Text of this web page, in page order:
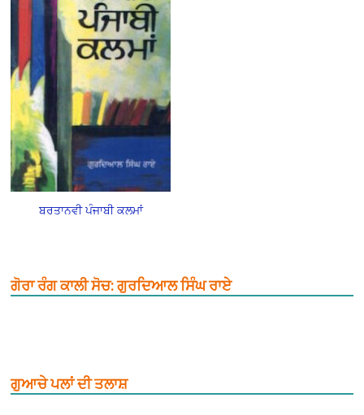
ਬਰਤਾਨਵੀ ਪੰਜਾਬੀ ਕਲਮਾਂ
ਗੋਰਾ ਰੰਗ ਕਾਲੀ ਸੋਚ: ਗੁਰਦਿਆਲ ਸਿੰਘ ਰਾਏ
ਗੁਆਚੇ ਪਲਾਂ ਦੀ ਤਲਾਸ਼